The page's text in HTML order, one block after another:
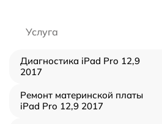
Услуга
Диагностика iPad Pro 12,9
2017
Ремонт материнской платы
iPad Pro 12,9 2017